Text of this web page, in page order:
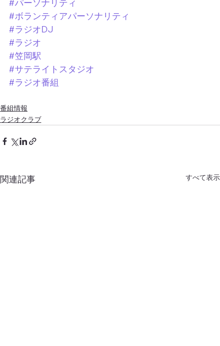
#パーソナリティ
#ボランティアパーソナリティ
#ラジオDJ
#ラジオ
#笠岡駅
#サテライトスタジオ
#ラジオ番組
番組情報
ラジオクラブ
関連記事 すべて表示